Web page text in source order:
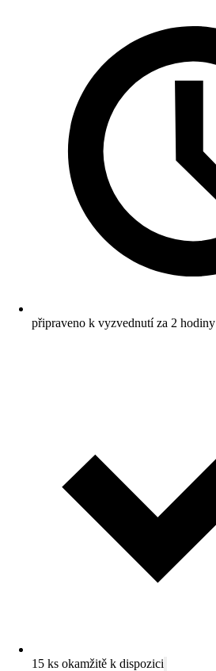
připraveno k vyzvednutí za 2 hodiny
15 ks okamžitě k dispozici